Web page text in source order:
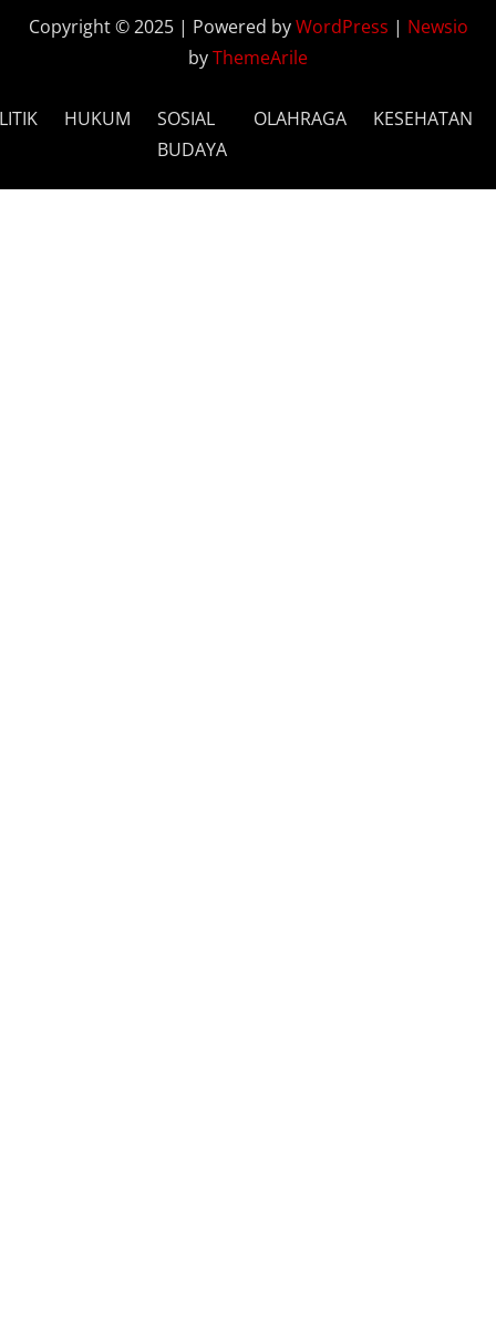
Copyright © 2025 | Powered byWordPress | Newsio
byThemeArile
HUKUM
SOSIAL
BUDAYA
OLAHRAGA KESEHATAN